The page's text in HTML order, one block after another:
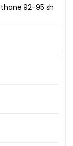
92​-95​ sh